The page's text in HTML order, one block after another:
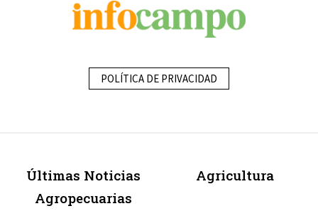
POLÍTICA DE PRIVACIDAD
Últimas Noticias
Agropecuarias
Agricultura